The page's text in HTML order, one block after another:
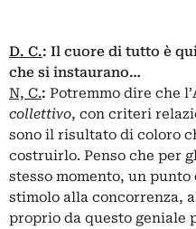
D. C.: Il cuore di tutto è
che si instaurano…
N, C.: Potremmo dire che
collettivo, con criteri
sono il risultato di coloro
costruirlo. Penso che per
stesso momento, un
stimolo alla concorrenza,
proprio da questo geniale